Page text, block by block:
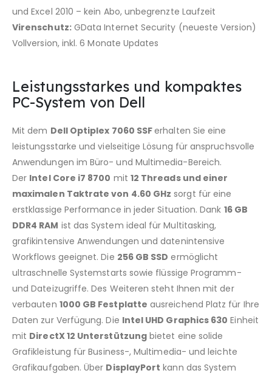
und Excel 2010 – kein Abo, unbegrenzte Laufzeit
Virenschutz:GData Internet Security (neueste Version)
Vollversion, inkl. 6 Monate Updates
Leistungsstarkes und kompaktes
PC-System von Dell
Mit dem Dell Optiplex 7060 SSFerhalten Sie eine
leistungsstarke und vielseitige Lösung für anspruchsvolle
Anwendungen im Büro- und Multimedia-Bereich.
Der Intel Core i7 8700 mit 12 Threads und einer
maximalen Taktrate von 4.60 GHz sorgt für eine
erstklassige Performance in jeder Situation. Dank 16 GB
DDR4 RAM ist das System ideal für Multitasking,
grafikintensive Anwendungen und datenintensive
Workflows geeignet. Die 256 GB SSD ermöglicht
ultraschnelle Systemstarts sowie flüssige Programm-
und Dateizugriffe. Des Weiteren steht Ihnen mit der
verbauten 1000 GB Festplatte ausreichend Platz für Ihre
Daten zur Verfügung. Die Intel UHD Graphics 630 Einheit
mit DirectX 12 Unterstützungbietet eine solide
Grafikleistung für Business-, Multimedia- und leichte
Grafikaufgaben. Über DisplayPort kann das System